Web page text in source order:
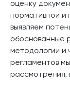
оценку
нормативной и
выявляем
обоснованные
методологии и
регламентов
рассмотрения,